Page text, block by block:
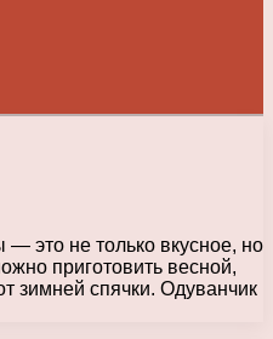
это не только вкусное, но
приготовить весной,
зимней спячки. Одуванчик